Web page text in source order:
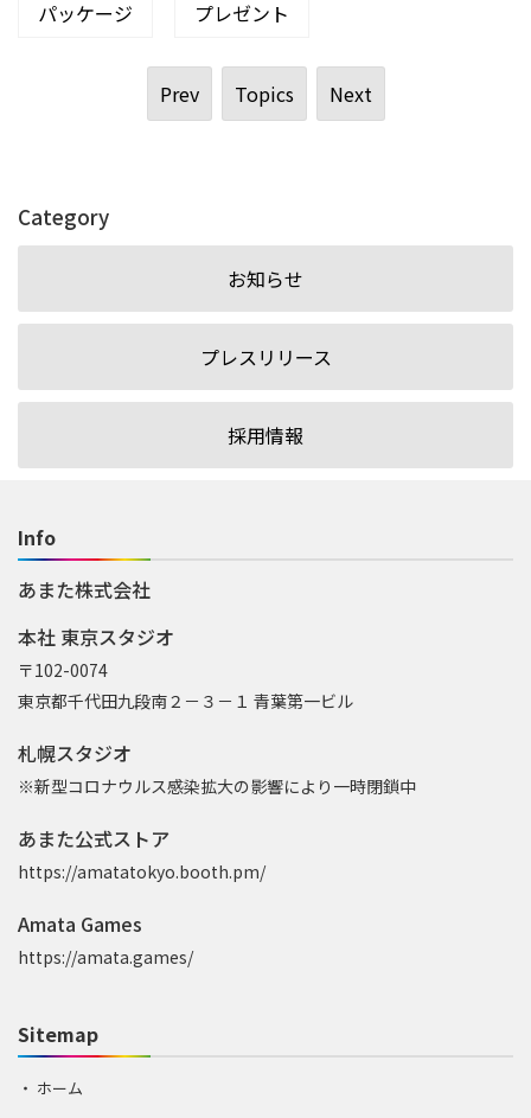
パッケージ プレゼント
Prev Topics Next
Category
お知らせ
プレスリリース
採用情報
Info
あまた株式会社
本社 東京スタジオ
〒102-0074
東京都千代田九段南２－３－１ 青葉第一ビル
札幌スタジオ
※新型コロナウルス感染拡大の影響により一時閉鎖中
あまた公式ストア
https://amatatokyo.booth.pm/
Amata Games
https://amata.games/
Sitemap
ホーム